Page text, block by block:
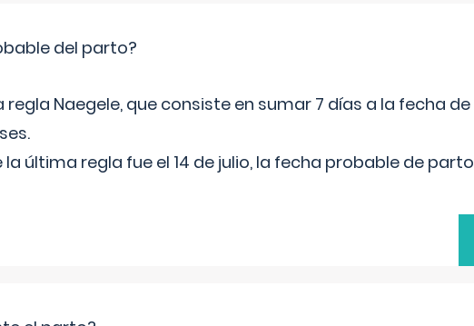
del parto?
Naegele, que consiste en sumar 7 días a la fecha de
la última regla fue el 14 de julio, la fecha probable de parto